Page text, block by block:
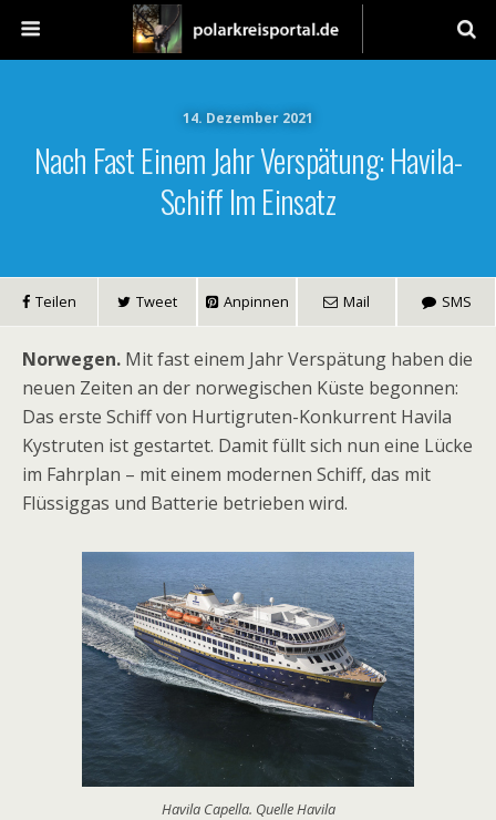
14. Dezember 2021
Nach Fast Einem Jahr Verspätung: Havila-
Schiff Im Einsatz
Teilen Tweet Anpinnen Mail SMS
Norwegen. Mit fast einem Jahr Verspätung haben die
neuen Zeiten an der norwegischen Küste begonnen:
Das erste Schiff von Hurtigruten-Konkurrent Havila
Kystruten ist gestartet. Damit füllt sich nun eine Lücke
im Fahrplan – mit einem modernen Schiff, das mit
Flüssiggas und Batterie betrieben wird.
Havila Capella. Quelle Havila